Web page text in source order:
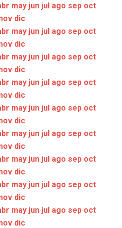
may jun jul ago sep oct
dic
may jun jul ago sep oct
dic
may jun jul ago sep oct
dic
may jun jul ago sep oct
dic
may jun jul ago sep oct
dic
may jun jul ago sep oct
dic
may jun jul ago sep oct
dic
may jun jul ago sep oct
dic
may jun jul ago sep oct
dic